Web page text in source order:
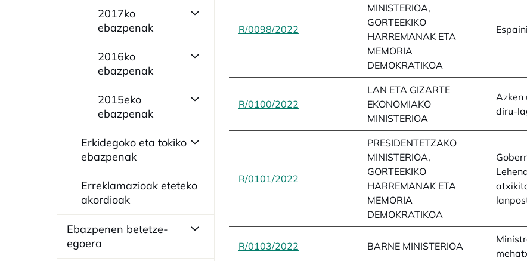
2017ko
ebazpenak
2016ko
ebazpenak
2015eko
ebazpenak
Erkidegoko eta tokiko
ebazpenak
Erreklamazioak eteteko
akordioak
Ebazpenen betetze-
egoera
R/0098/2022 opens in a new tab
MINISTERIOA,
GORTEEKIKO
HARREMANAK ETA
MEMORIA
DEMOKRATIKOA
R/0100/2022 opens in a new tab
LAN ETA GIZARTE
EKONOMIAKO
MINISTERIOA
Azken
diru-
R/0101/2022 opens in a new tab
PRESIDENTETZAKO
MINISTERIOA,
GORTEEKIKO
HARREMANAK ETA
MEMORIA
DEMOKRATIKOA
R/0103/2022 opens in a new tabBARNE MINISTERIOA